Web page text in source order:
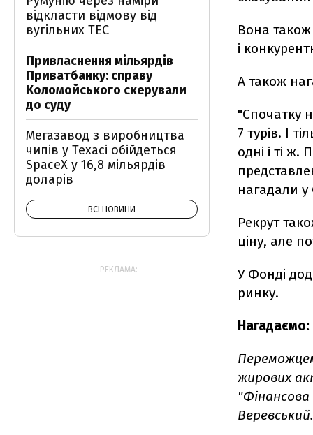
Вона
і
А також
"Спочатку
7 турів. І
одні і ті
нагадали у
Рекрут
ціну, але
У Фонді
ринку.
Нагадаємо:
жирових
"Фінансова
Веревський.
відкласти відмову від
вугільних ТЕС
Привласнення мільярдів
Приватбанку: справу
Коломойського скерували
до суду
Мегазавод з виробництва
чипів у Техасі обійдеться
SpaceX у 16,8 мільярдів
доларів
ВСІ НОВИНИ
РЕКЛАМА: